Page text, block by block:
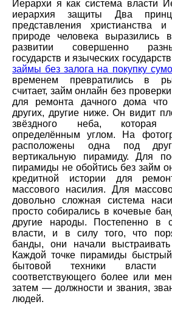
Иерархи я как система власти
иерархия защиты Два
представления христианства
природе человека выразились
развитии совершенно
государств и языческих
займы без залога на покупку
временем превратились в
считает, займ онлайн без
для ремонта дачного дома
других, другие ниже. Он видит
звёздного неба, которая
определённым углом. На
расположены одна под
вертикальную пирамиду. Для
пирамиды не обойтись без займ
кредитной истории для
массового насилия. Для
довольно сложная система
просто собирались в кочевые
другие народы. Постепенно в
власти, и в силу того, что
банды, они начали
Каждой точке пирамиды
бытовой техники власти
соответствующего более или
затем — должности и звания,
людей.